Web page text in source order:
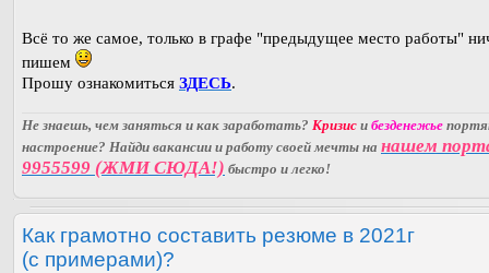
Всё то же самое, только в графе "предыдущее место работы"
пишем
Прошу ознакомиться ЗДЕСЬ.
Не знаешь, чем заняться и как заработать? Кризис и безденежье
настроение? Найди вакансии и работу своей мечты на нашем
9955599 (ЖМИ СЮДА!) быстро и легко!
Как грамотно составить резюме в 2021г
(с примерами)?